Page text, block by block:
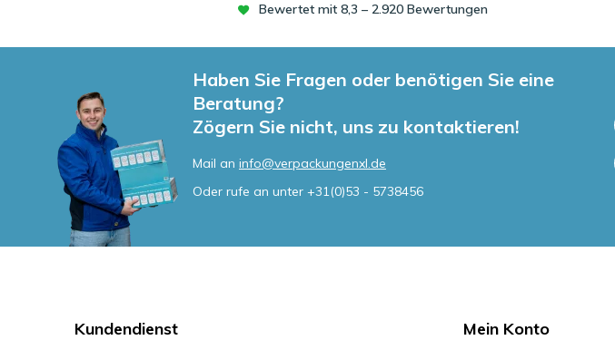
Bewertet mit 8,3 – 2.920 Bewertungen
Haben Sie Fragen oder benötigen Sie eine
Beratung?
Zögern Sie nicht, uns zu kontaktieren!
Mail an info@verpackungenxl.de
Oder rufe an unter +31(0)53 - 5738456
Kundendienst Mein Konto